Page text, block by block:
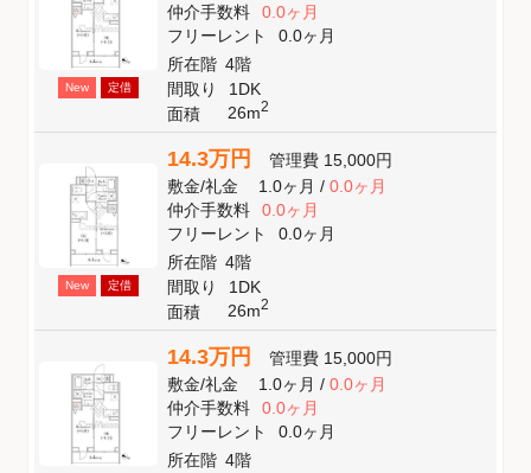
New 定借
仲介手数料
0.0ヶ月
フリーレント
0.0ヶ月
所在階 4階
間取り
1DK
面積
26m2
New 定借
14.3万円 管理費 15,000円
敷金/礼金 1.0ヶ月/ 0.0ヶ月
仲介手数料
0.0ヶ月
フリーレント
0.0ヶ月
所在階 4階
間取り
1DK
面積
26m2
14.3万円 管理費 15,000円
敷金/礼金 1.0ヶ月/ 0.0ヶ月
仲介手数料
0.0ヶ月
フリーレント
0.0ヶ月
所在階 4階